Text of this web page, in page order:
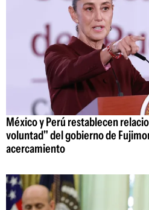
México y Perú restablecen
voluntad" del gobierno de
acercamiento